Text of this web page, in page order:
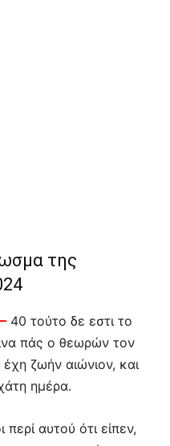
της
40 τούτο δε εστι το
πάς ο θεωρών τον
έχη ζωήν αιώνιον, και
ημέρα.
περί αυτού ότι είπεν,